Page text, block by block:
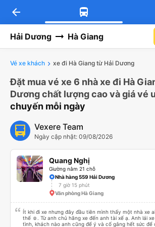
arrow_back
Hải Dương Hà Giang
Vé xe khách xe đi Hà Giang từ Hải Dương
Đặt mua vé xe 6 nhà xe đi Hà
Dương chất lượng cao và giá vé
chuyến mỗi ngày
Vexere Team
Ngày cập nhật: 09/08/2026
Quang Nghị
Giường nằm 21 chỗ
Nhà hàng 559 Hải Dương
7 giờ 15 phút
Văn phòng Hà Giang
Ít khi đi xe nhưng đây đầu tiên mình thấy một nhà xe
thế ☺️. Từ anh chủ hãng xe đến anh tài xế ạ. Anh lái xe rất chu đáo và nhiệt
tình, khách nào anh cũng để ý và cố gắng hết sức để